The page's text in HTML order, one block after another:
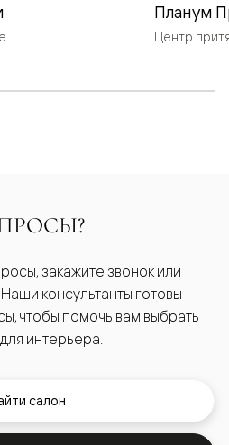
Планум
Центр
закажите звонок или
консультанты готовы
чтобы помочь вам выбрать
интерьера.
салон